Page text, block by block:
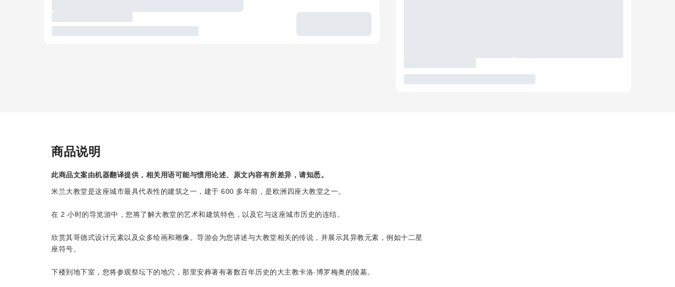
商品说明
此商品文案由机器翻译提供，相关用语可能与惯用论述、原文内容有所差异，请知悉。
米兰大教堂是这座城市最具代表性的建筑之一，建于 600 多年前，是欧洲四座大教堂之一。
在 2 小时的导览游中，您将了解大教堂的艺术和建筑特色，以及它与这座城市历史的连结。
欣赏其哥德式设计元素以及众多绘画和雕像。导游会为您讲述与大教堂相关的传说，并展示其异教元素，例如十二星
座符号。
下楼到地下室，您将参观祭坛下的地穴，那里安葬著有著数百年历史的大主教卡洛·博罗梅奥的陵墓。